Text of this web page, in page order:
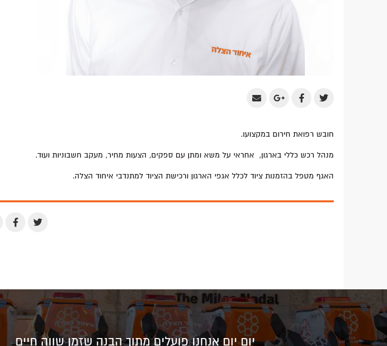
Share
Twitter
Share
Facebook
Share
Google
Share
Email
חובש רפואת חירום במקצועו.
מנהל רכש כללי בארגון, אחראי על משא ומתן עם ספקים, הצעות מחיר, מעקב חשבוניות ועוד.
האגף מטפל בהזמנות ציוד לכלל אגפי הארגון ורכישת הציוד למתנדבי איחוד הצלה.
Share
Share
יום יום אנחנו פועלים מתוך הבנה שזמן שווה חיים